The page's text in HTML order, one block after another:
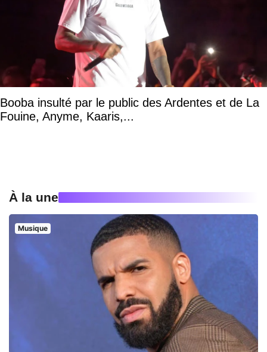
Booba insulté par le public des Ardentes et de La
Fouine, Anyme, Kaaris,...
À la une
Musique